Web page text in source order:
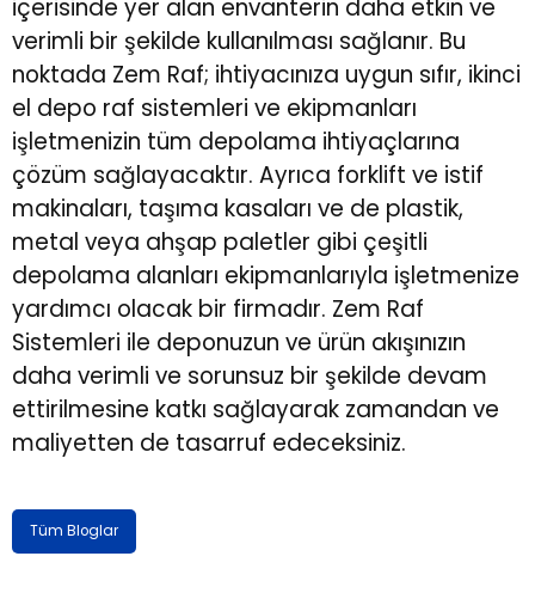
içerisinde yer alan envanterin daha etkin ve
verimli bir şekilde kullanılması sağlanır. Bu
noktada Zem Raf; ihtiyacınıza uygun sıfır, ikinci
el depo raf sistemleri ve ekipmanları
işletmenizin tüm depolama ihtiyaçlarına
çözüm sağlayacaktır. Ayrıca forklift ve istif
makinaları, taşıma kasaları ve de plastik,
metal veya ahşap paletler gibi çeşitli
depolama alanları ekipmanlarıyla işletmenize
yardımcı olacak bir firmadır. Zem Raf
Sistemleri ile deponuzun ve ürün akışınızın
daha verimli ve sorunsuz bir şekilde devam
ettirilmesine katkı sağlayarak zamandan ve
maliyetten de tasarruf edeceksiniz.
Tüm Bloglar